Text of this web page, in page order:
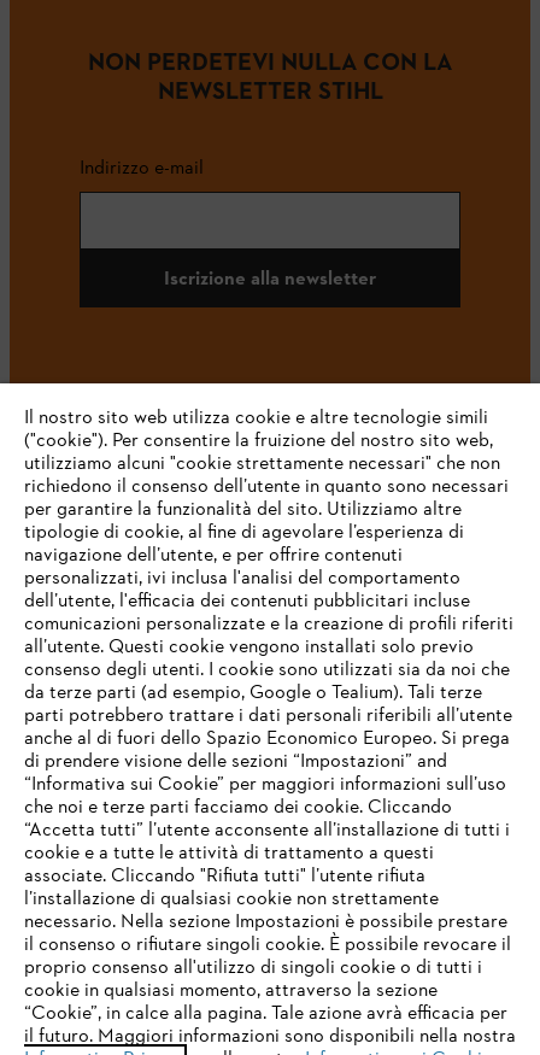
NON PERDETEVI NULLA CON LA
NEWSLETTER STIHL
Indirizzo e-mail
Iscrizione alla newsletter
L’azienda
STIHL FAQ
Service
Termini e condizioni generali Privacy policy
Note legali Cookies Informazioni legali
IHR BROWSER WIRD NICHT
UNTERSTÜTZT
Sie nutzen einen Browser, den wir noch nicht unterstützen. Für
eine optimale Nutzung unserer Seite empfehlen wir Ihnen, zu
einem der folgenden Browser zu wechseln:
Il nostro sito web utilizza cookie e altre tecnologie simili
("cookie"). Per consentire la fruizione del nostro sito web,
utilizziamo alcuni "cookie strettamente necessari" che non
richiedono il consenso dell’utente in quanto sono necessari
per garantire la funzionalità del sito. Utilizziamo altre
tipologie di cookie, al fine di agevolare l’esperienza di
navigazione dell’utente, e per offrire contenuti
personalizzati, ivi inclusa l'analisi del comportamento
dell’utente, l'efficacia dei contenuti pubblicitari incluse
comunicazioni personalizzate e la creazione di profili riferiti
all’utente. Questi cookie vengono installati solo previo
consenso degli utenti. I cookie sono utilizzati sia da noi che
da terze parti (ad esempio, Google o Tealium). Tali terze
parti potrebbero trattare i dati personali riferibili all’utente
anche al di fuori dello Spazio Economico Europeo. Si prega
di prendere visione delle sezioni “Impostazioni” and
“Informativa sui Cookie” per maggiori informazioni sull’uso
che noi e terze parti facciamo dei cookie. Cliccando
“Accetta tutti” l’utente acconsente all’installazione di tutti i
cookie e a tutte le attività di trattamento a questi
associate. Cliccando "Rifiuta tutti" l’utente rifiuta
l’installazione di qualsiasi cookie non strettamente
necessario. Nella sezione Impostazioni è possibile prestare
il consenso o rifiutare singoli cookie. È possibile revocare il
proprio consenso all'utilizzo di singoli cookie o di tutti i
cookie in qualsiasi momento, attraverso la sezione
“Cookie”, in calce alla pagina. Tale azione avrà efficacia per
il futuro. Maggiori informazioni sono disponibili nella nostra